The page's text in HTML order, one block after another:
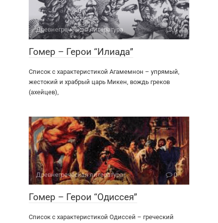
Древне­греческая литература 0
Гомер – Герои “Илиада”
Список с характеристикой Агамемнон – упрямый,
жестокий и храбрый царь Микен, вождь греков
(ахейцев),
Древне­греческая литература 0
Гомер – Герои “Одиссея”
Список с характеристикой Одиссей – греческий